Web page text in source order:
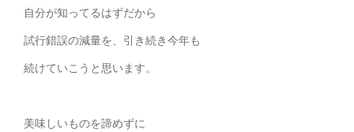
自分が知ってるはずだから
試行錯誤の減量を、引き続き今年も
続けていこうと思います。
美味しいものを諦めずに